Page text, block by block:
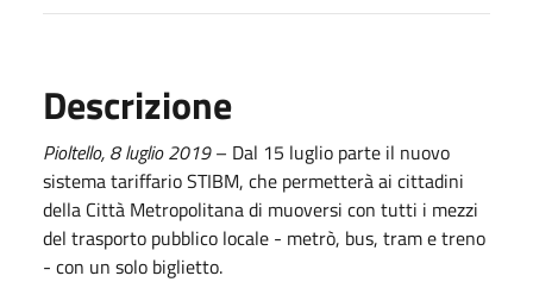
Descrizione
Pioltello, 8 luglio2019– Dal 15 luglio parte il nuovo
sistema tariffario STIBM, che permetterà ai cittadini
della Città Metropolitana di muoversi con tutti i mezzi
del trasporto pubblico locale - metrò, bus, tram e treno
- con un solo biglietto.